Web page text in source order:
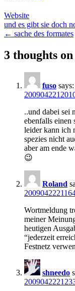
Website
Post
navigation
und es gibt sie doch
← sache des formates
3 thoughts
fuso says:
..und dabei sei
ebenfalls
leider kann ich
spezies nicht
aber am ende
😉
Roland
Wortmeldung
meiner
heutigen
“jederzeit
Festnetz
shneedo